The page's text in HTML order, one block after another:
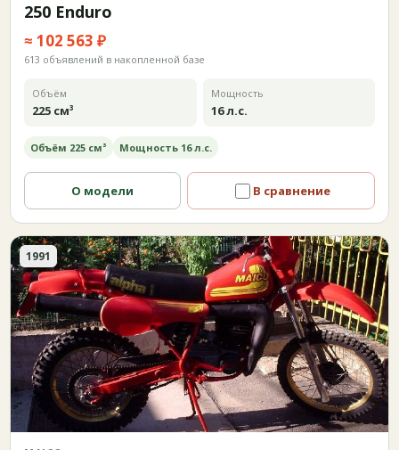
250 Enduro
≈ 102 563 ₽
613 объявлений в накопленной базе
Объём
225 см³
Мощность
16 л.с.
Объём 225 см³ Мощность 16 л.с.
О модели В сравнение
1991